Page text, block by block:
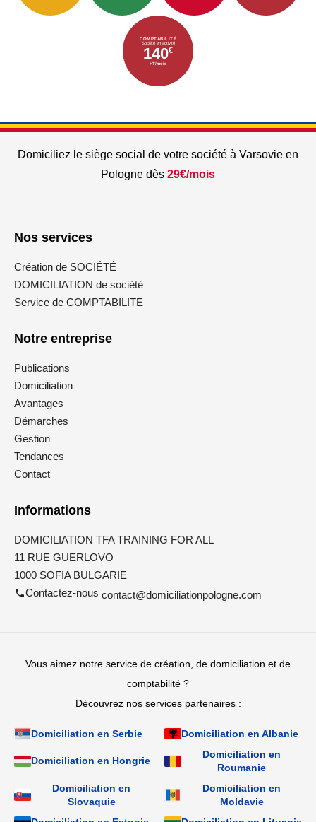
COMPTABILITÉ
Société en activité
140€
HT/mois
Domiciliez le siège social de votre société à Varsovie en
Pologne dès 29€/mois
Nos services
Création de SOCIÉTÉ
DOMICILIATION de société
Service de COMPTABILITE
Notre entreprise
Publications
Domiciliation
Avantages
Démarches
Gestion
Tendances
Contact
Informations
DOMICILIATION TFA TRAINING FOR ALL
11 RUE GUERLOVO
1000 SOFIA BULGARIE
Contactez-nous contact@domiciliationpologne.com
Vous aimez notre service de création, de domiciliation et de
comptabilité ?
Découvrez nos services partenaires :
Domiciliation en Serbie Domiciliation en Albanie
Domiciliation en Hongrie
Domiciliation en
Roumanie
Domiciliation en
Slovaquie
Domiciliation en
Moldavie